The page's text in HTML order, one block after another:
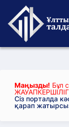
Маңызды! Бұл
Сіз порталда
қарап